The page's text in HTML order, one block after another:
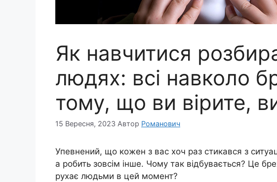
Як навчитися
людях: всі навколо
тому, що ви вірите,
15 Вересня, 2023 Автор Романович
Упевнений, що кожен з вас хоч раз стикався з
а робить зовсім інше. Чому так відбувається? Це
рухає людьми в цей момент?